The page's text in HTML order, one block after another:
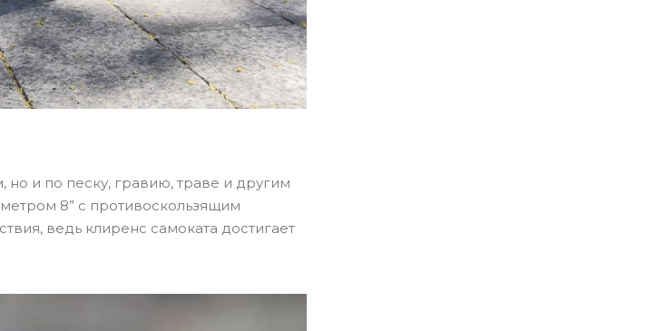
и по песку, гравию, траве и другим
8” с противоскользящим
ведь клиренс самоката достигает